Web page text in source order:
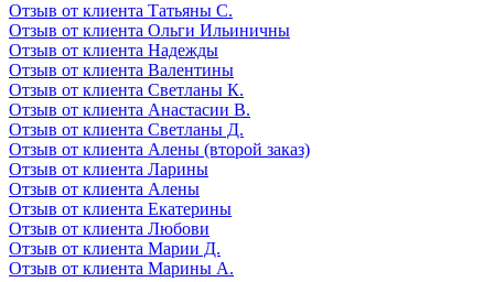
Отзыв от клиента Татьяны С.
Отзыв от клиента Ольги Ильиничны
Отзыв от клиента Надежды
Отзыв от клиента Валентины
Отзыв от клиента Светланы К.
Отзыв от клиента Анастасии В.
Отзыв от клиента Светланы Д.
Отзыв от клиента Алены (второй заказ)
Отзыв от клиента Ларины
Отзыв от клиента Алены
Отзыв от клиента Екатерины
Отзыв от клиента Любови
Отзыв от клиента Марии Д.
Отзыв от клиента Марины А.